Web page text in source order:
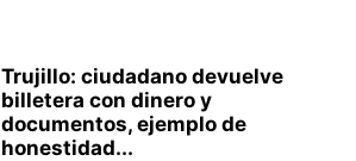
Trujillo: ciudadano devuelve
billetera con dinero y
documentos, ejemplo de
honestidad...